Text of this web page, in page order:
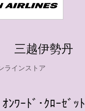
三越伊勢丹
ｵﾝﾜｰﾄﾞ･ｸﾛｰｾﾞｯﾄ